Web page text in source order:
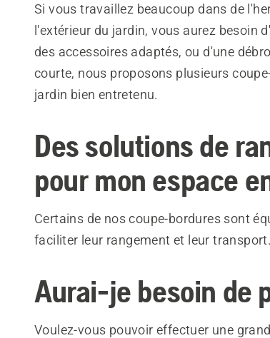
Si vous travaillez beaucoup dans de
l'extérieur du jardin, vous aurez besoin
des accessoires adaptés, ou d'une
courte, nous proposons plusieurs
jardin bien entretenu.
Des solutions de
pour mon espace
Certains de nos coupe-bordures sont
faciliter leur rangement et leur transport.
Aurai-je besoin de
Voulez-vous pouvoir effectuer une